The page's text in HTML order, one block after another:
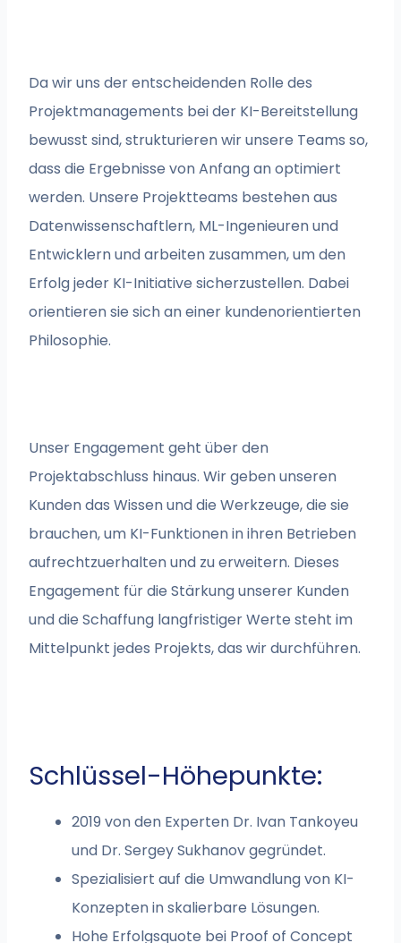
Da wir uns der entscheidenden Rolle des
Projektmanagements bei der KI-Bereitstellung
bewusst sind, strukturieren wir unsere Teams so,
dass die Ergebnisse von Anfang an optimiert
werden. Unsere Projektteams bestehen aus
Datenwissenschaftlern, ML-Ingenieuren und
Entwicklern und arbeiten zusammen, um den
Erfolg jeder KI-Initiative sicherzustellen. Dabei
orientieren sie sich an einer kundenorientierten
Philosophie.
Unser Engagement geht über den
Projektabschluss hinaus. Wir geben unseren
Kunden das Wissen und die Werkzeuge, die sie
brauchen, um KI-Funktionen in ihren Betrieben
aufrechtzuerhalten und zu erweitern. Dieses
Engagement für die Stärkung unserer Kunden
und die Schaffung langfristiger Werte steht im
Mittelpunkt jedes Projekts, das wir durchführen.
Schlüssel-Höhepunkte:
2019 von den Experten Dr. Ivan Tankoyeu
und Dr. Sergey Sukhanov gegründet.
Spezialisiert auf die Umwandlung von KI-
Konzepten in skalierbare Lösungen.
Hohe Erfolgsquote bei Proof of Concept